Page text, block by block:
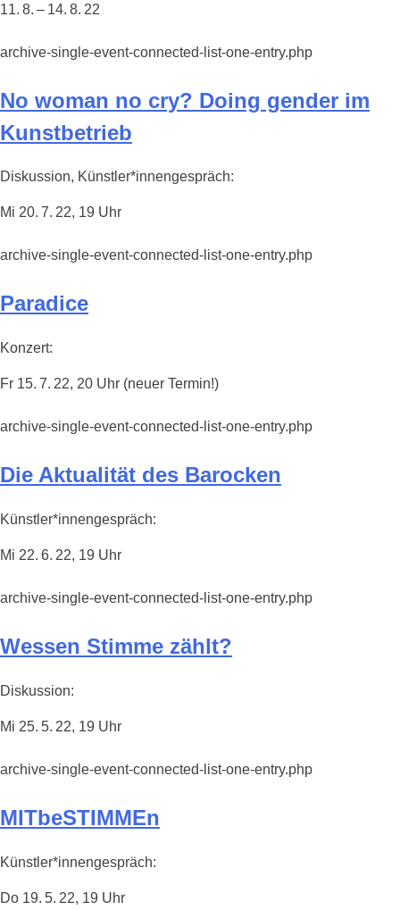
11. 8. – 14. 8. 22
archive-single-event-connected-list-one-entry.php
No woman no cry? Doing gender im
Kunstbetrieb
Diskussion, Künstler*innengespräch:
Mi 20. 7. 22, 19 Uhr
archive-single-event-connected-list-one-entry.php
Paradice
Konzert:
Fr 15. 7. 22, 20 Uhr (neuer Termin!)
archive-single-event-connected-list-one-entry.php
Die Aktualität des Barocken
Künstler*innengespräch:
Mi 22. 6. 22, 19 Uhr
archive-single-event-connected-list-one-entry.php
Wessen Stimme zählt?
Diskussion:
Mi 25. 5. 22, 19 Uhr
archive-single-event-connected-list-one-entry.php
MITbeSTIMMEn
Künstler*innengespräch:
Do 19. 5. 22, 19 Uhr